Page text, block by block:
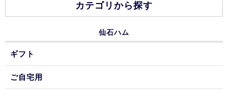
カテゴリから探す
仙石ハム
ギフト
ご自宅用